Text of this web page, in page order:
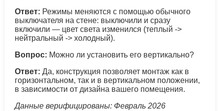
Ответ: Режимы меняются с помощью обычного
выключателя на стене: выключили и сразу
включили — цвет света изменился (теплый ->
нейтральный -> холодный).
Вопрос: Можно ли установить его вертикально?
Ответ: Да, конструкция позволяет монтаж как в
горизонтальном, так и в вертикальном положении,
в зависимости от дизайна вашего помещения.
Данные верифицированы: Февраль 2026